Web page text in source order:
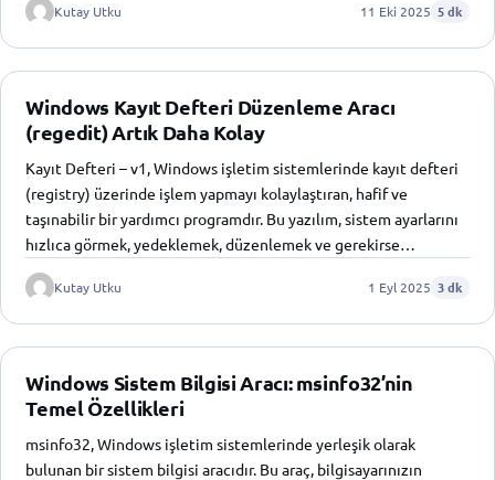
Kutay Utku 11 Eki 2025 5 dk
Windows Kayıt Defteri Düzenleme Aracı
(regedit) Artık Daha Kolay
Kayıt Defteri – v1, Windows işletim sistemlerinde kayıt defteri
(registry) üzerinde işlem yapmayı kolaylaştıran, hafif ve
taşınabilir bir yardımcı programdır. Bu yazılım, sistem ayarlarını
hızlıca görmek, yedeklemek, düzenlemek ve gerekirse…
Kutay Utku 1 Eyl 2025 3 dk
Windows Sistem Bilgisi Aracı: msinfo32’nin
Temel Özellikleri
msinfo32, Windows işletim sistemlerinde yerleşik olarak
bulunan bir sistem bilgisi aracıdır. Bu araç, bilgisayarınızın